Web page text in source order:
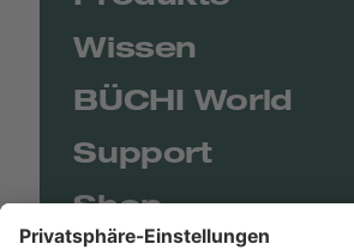
Wissen
BÜCHI World
Support
Shop